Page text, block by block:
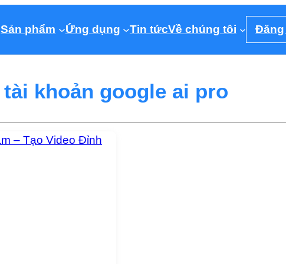
Sản phẩm Ứng dụng Tin tứcVề chúng tôi
tài khoản google ai pro